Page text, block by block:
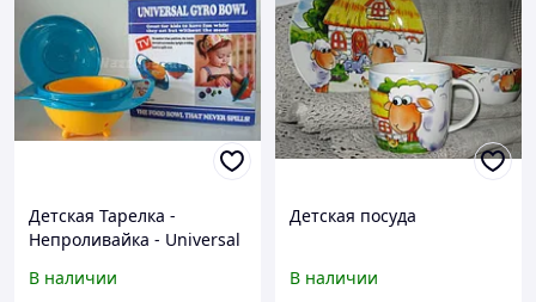
Детская Тарелка -
Непроливайка - Universal
В наличии
Детская посуда
В наличии